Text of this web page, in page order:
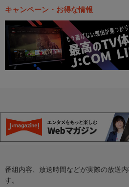
キャンペーン・お得な情報
番組内容、放送時間などが実際の放送
す。